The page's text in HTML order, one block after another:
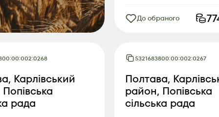
До обраного
Карлівський
рада
5321683800:00:002:0267
Полтава,
район, Попівська
сільська рада